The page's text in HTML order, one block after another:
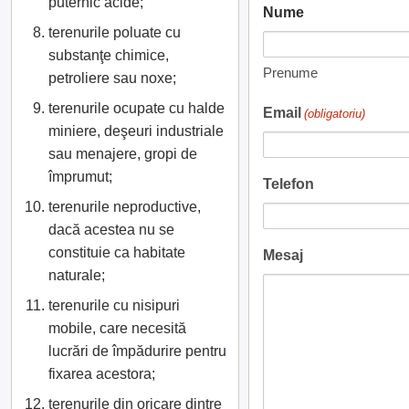
Nume
Prenume
Email (obligatoriu)
Telefon
Mesaj
terenurile poluate cu
substanţe chimice,
petroliere sau noxe;
terenurile ocupate cu halde
miniere, deşeuri industriale
sau menajere, gropi de
împrumut;
terenurile neproductive,
dacă acestea nu se
constituie ca habitate
naturale;
terenurile cu nisipuri
mobile, care necesită
lucrări de împădurire pentru
fixarea acestora;
terenurile din oricare dintre